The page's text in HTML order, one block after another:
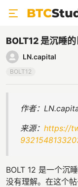
BOLT12 是沉睡
LN.capital
BOLT12
作者：
来源： https://
BOLT 12 是一个沉
没有理解。在这个